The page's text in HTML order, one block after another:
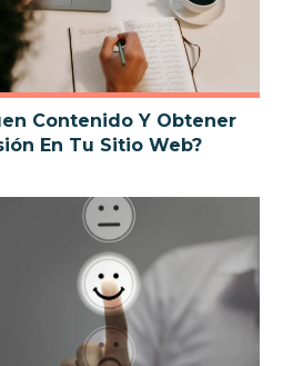
Contenido Y Obtener
En Tu Sitio Web?